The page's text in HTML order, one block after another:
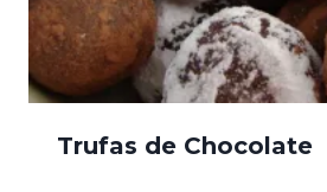
Trufas de Chocolate